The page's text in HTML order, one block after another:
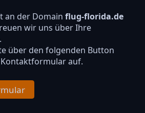
an der Domain flug-florida.de
wir uns über Ihre
über den folgenden Button
auf.